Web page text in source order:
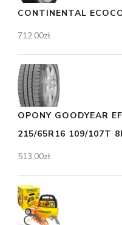
CONTINENTAL
712,00zł
OPONY GOODYEAR
215/65R16 109/107T
513,00zł